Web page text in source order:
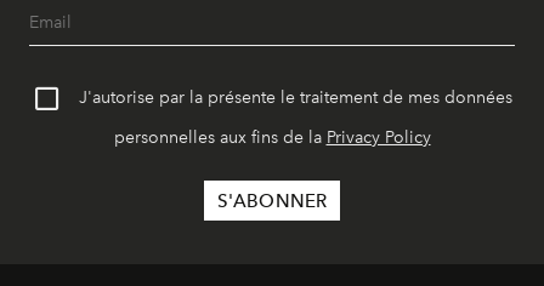
J'autorise par la présente le traitement de mes données
personnelles aux fins de la Privacy Policy